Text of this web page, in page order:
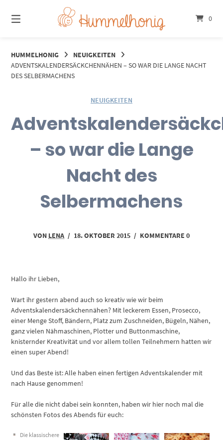
zum
Inhalt
0
HUMMELHONIG
NEUIGKEITEN
ADVENTSKALENDERSÄCKCHENNÄHEN – SO WAR DIE LANGE NACHT
DES SELBERMACHENS
NEUIGKEITEN
– so war die Lange
Nacht des
Selbermachens
VON LENA / 18. OKTOBER 2015 / KOMMENTARE 0
Hallo ihr Lieben,
Wart ihr gestern abend auch so kreativ wie wir beim
Adventskalendersäckchennähen? Mit leckerem Essen, Prosecco,
einer Menge Stoff, Bändern, Platz zum Zuschneiden, Bügeln, Nähen,
ganz vielen Nähmaschinen, Plotter und Buttonmaschine,
knisternder Kreativität und vor allem tollen Teilnehmern hatten wir
einen super Abend!
Und das Beste ist: Alle haben einen fertigen Adventskalender mit
nach Hause genommen!
Für alle die nicht dabei sein konnten, haben wir hier noch mal die
schönsten Fotos des Abends für euch:
Die klassischere